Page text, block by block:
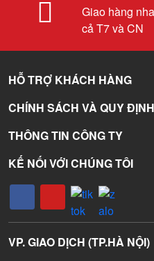
Giao hàng
cả T7 và CN
HỖ TRỢ KHÁCH HÀNG
CHÍNH SÁCH VÀ QUY ĐỊNH
THÔNG TIN CÔNG TY
KẾ NỐI VỚI CHÚNG TÔI
VP. GIAO DỊCH (TP.HÀ NỘI)